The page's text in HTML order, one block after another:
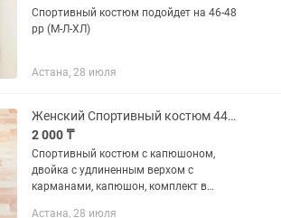
Спортивный костюм подойдет на 46-48
рр (М-Л-ХЛ)
Астана, 28 июля
Женский Спортивный костюм 44р Турция Торг
2 000 ₸
Спортивный костюм с капюшоном,
двойка с удлиненным верхом с
карманами, капюшон, комплект в
Астана, 28 июля